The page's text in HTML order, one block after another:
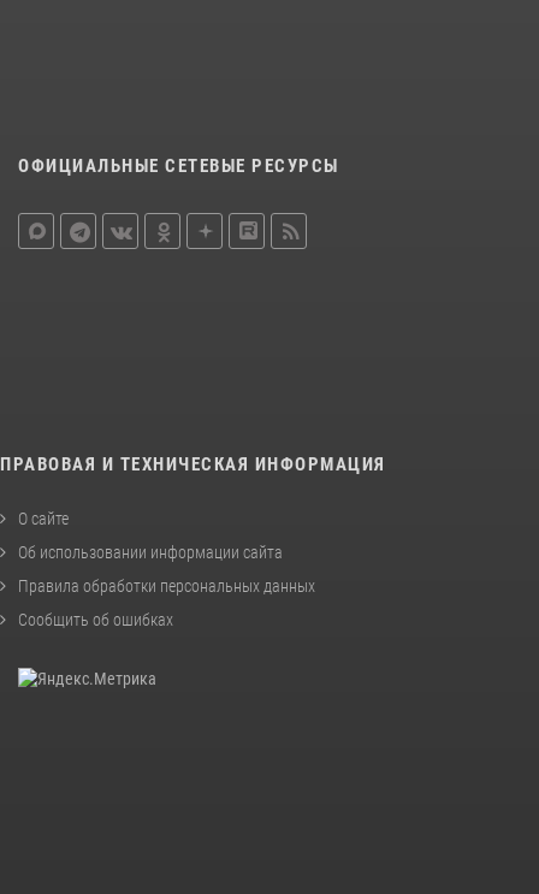
ОФИЦИАЛЬНЫЕ СЕТЕВЫЕ РЕСУРСЫ
ПРАВОВАЯ И ТЕХНИЧЕСКАЯ ИНФОРМАЦИЯ
О сайте
Об использовании информации сайта
Правила обработки персональных данных
Сообщить об ошибках